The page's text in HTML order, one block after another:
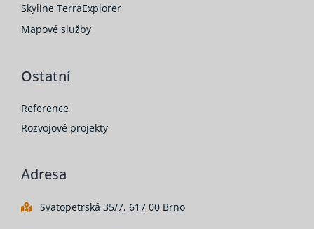
Skyline TerraExplorer
Mapové služby
Ostatní
Reference
Rozvojové projekty
Adresa
Svatopetrská 35/7, 617 00 Brno